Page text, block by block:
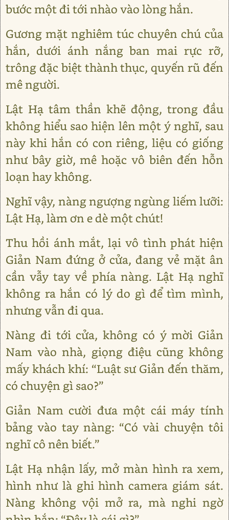
bước một đi tới nhào vào lòng hắn.
Gương mặt nghiêm túc chuyên chú của
hắn, dưới ánh nắng ban mai rực rỡ,
trông đặc biệt thành thục, quyến rũ đến
mê người.
Lật Hạ tâm thần khẽ động, trong đầu
không hiểu sao hiện lên một ý nghĩ, sau
này khi hắn có con riêng, liệu có giống
như bây giờ, mê hoặc vô biên đến hỗn
loạn hay không.
Nghĩ vậy, nàng ngượng ngùng liếm lưỡi:
Lật Hạ, làm ơn e dè một chút!
Thu hồi ánh mắt, lại vô tình phát hiện
Giản Nam đứng ở cửa, đang vẻ mặt ân
cần vẫy tay về phía nàng. Lật Hạ nghĩ
không ra hắn có lý do gì để tìm mình,
nhưng vẫn đi qua.
Nàng đi tới cửa, không có ý mời Giản
Nam vào nhà, giọng điệu cũng không
mấy khách khí: “Luật sư Giản đến thăm,
có chuyện gì sao?”
Giản Nam cười đưa một cái máy tính
bảng vào tay nàng: “Có vài chuyện tôi
nghĩ cô nên biết.”
Lật Hạ nhận lấy, mở màn hình ra xem,
hình như là ghi hình camera giám sát.
Nàng không vội mở ra, mà nghi ngờ